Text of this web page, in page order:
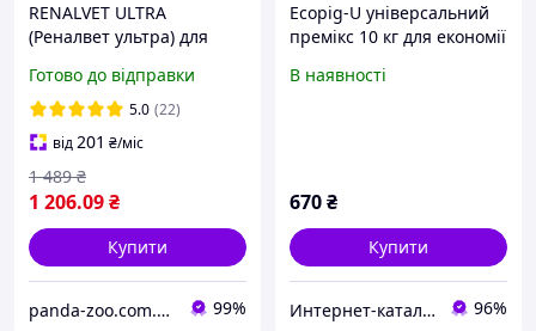
RENALVET ULTRA
(Реналвет ультра) для
у котів 60 к. блістер
Готово до відправки
5.0 (22)
від201 ₴/міс
1 206.09₴
1 489 ₴
Купити
panda-zoo.com.ua 99%
Ecopig-U універсальний
премікс 10 кг для економії
90K2952K8
В наявності
670₴
Купити
Интернет-кат​алог ск​​ид​​​ок "TRIVIA" 96%